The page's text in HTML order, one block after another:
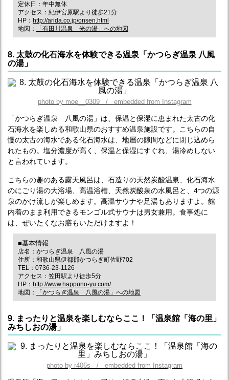
定休日：年中無休
アクセス：紀伊宮原駅より徒歩21分
HP： http://arida.co.jp/onsen.html
地図：
「有田川温泉 光の湯」への地図
8. 太鼓の化石海水を体験できる温泉「かつらぎ温泉 八風
の湯」
photo by moe__0309 / embedded from Instagram
「かつらぎ温泉 八風の湯」は、保温と保湿に恵まれた太古の化
石海水を楽しめる和歌山県のおすすめ温泉施設です。こちらの自
慢の太古の海水である化石海水は、地層の隙間などに閉じ込めら
れたもの。塩分濃度が高く、保温と保湿にすぐれ、湯冷めしない
と言われています。
こちらの趣のある露天風呂は、石造りの天然炭酸温泉、化石海水
のにごり湯の大浴場、高温浴槽、天然炭酸泉の水風呂と、4つの源
泉のかけ流しが楽しめます。高温サウナや足湯もありますよ。館
内着のまま利用できるモンゴル式サウナは男女兼用。食事処に
は、ぜいたくなお膳もいただけますよ！
■基本情報
店名：かつらぎ温泉 八風の湯
住所：和歌山県伊都郡かつらぎ町佐野702
TEL：0736-23-1126
アクセス：笠田駅より徒歩5分
HP： http://www.happuno-yu.com/
地図：
「かつらぎ温泉 八風の湯」への地図
9. まったりと温泉を楽しむならここ！「温泉館「海の里」
みちしおの湯」
photo by r406s / embedded from Instagram